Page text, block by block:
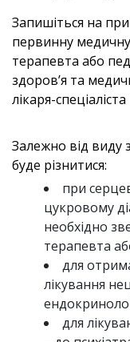
Запишіться на
первинну
терапевта або
здоров’я та
лікаря-
Залежно від виду
буде різнитися:
при
цукровому
необхідно
терапевта
для
лікування
для